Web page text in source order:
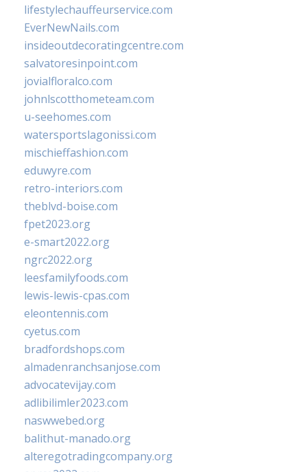
lifestylechauffeurservice.com
EverNewNails.com
insideoutdecoratingcentre.com
salvatoresinpoint.com
jovialfloralco.com
johnlscotthometeam.com
u-seehomes.com
watersportslagonissi.com
mischieffashion.com
eduwyre.com
retro-interiors.com
theblvd-boise.com
fpet2023.org
e-smart2022.org
ngrc2022.org
leesfamilyfoods.com
lewis-lewis-cpas.com
eleontennis.com
cyetus.com
bradfordshops.com
almadenranchsanjose.com
advocatevijay.com
adlibilimler2023.com
naswwebed.org
balithut-manado.org
alteregotradingcompany.org